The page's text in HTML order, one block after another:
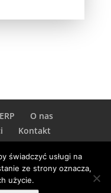
O nas
Kontakt
- Wszelkie prawa
świadczyć usługi na
ze strony oznacza,
użycie.